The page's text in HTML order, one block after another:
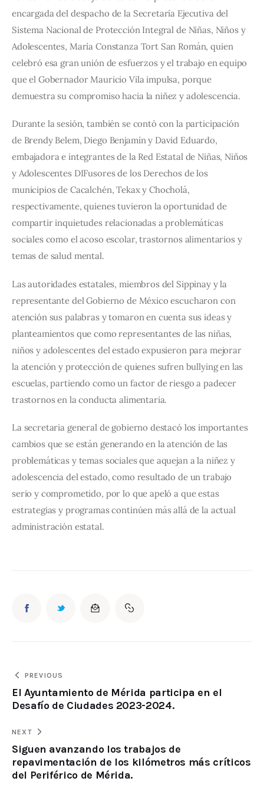
encargada del despacho de la Secretaría Ejecutiva del
Sistema Nacional de Protección Integral de Niñas, Niños y
Adolescentes, María Constanza Tort San Román, quien
celebró esa gran unión de esfuerzos y el trabajo en equipo
que el Gobernador Mauricio Vila impulsa, porque
demuestra su compromiso hacia la niñez y adolescencia.
Durante la sesión, también se contó con la participación
de Brendy Belem, Diego Benjamín y David Eduardo,
embajadora e integrantes de la Red Estatal de Niñas, Niños
y Adolescentes DIFusores de los Derechos de los
municipios de Cacalchén, Tekax y Chocholá,
respectivamente, quienes tuvieron la oportunidad de
compartir inquietudes relacionadas a problemáticas
sociales como el acoso escolar, trastornos alimentarios y
temas de salud mental.
Las autoridades estatales, miembros del Sippinay y la
representante del Gobierno de México escucharon con
atención sus palabras y tomaron en cuenta sus ideas y
planteamientos que como representantes de las niñas,
niños y adolescentes del estado expusieron para mejorar
la atención y protección de quienes sufren bullying en las
escuelas, partiendo como un factor de riesgo a padecer
trastornos en la conducta alimentaria.
La secretaria general de gobierno destacó los importantes
cambios que se están generando en la atención de las
problemáticas y temas sociales que aquejan a la niñez y
adolescencia del estado, como resultado de un trabajo
serio y comprometido, por lo que apeló a que estas
estrategias y programas continúen más allá de la actual
administración estatal.
PREVIOUS
El Ayuntamiento de Mérida participa en el
Desafío de Ciudades 2023-2024.
NEXT
Siguen avanzando los trabajos de
repavimentación de los kilómetros más críticos
del Periférico de Mérida.